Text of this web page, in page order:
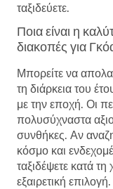
ταξιδεύετε.
Ποια είναι η
διακοπές για
Μπορείτε να
τη διάρκεια του
με την εποχή. Οι
πολυσύχναστα
συνθήκες. Αν
κόσμο και
ταξιδέψετε κατά
εξαιρετική επιλογή.